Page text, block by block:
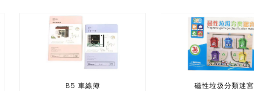
B5 車線簿 磁性垃圾分類迷宮